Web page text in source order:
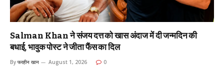
Salman Khan ने संजय दत्त को खास अंदाज में दी जन्मदिन की
बधाई, भावुक पोस्ट ने जीता फैंस का दिल
By फरहीन खान August 1, 2026 0